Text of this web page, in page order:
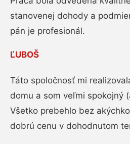
stanovenej dohody a
pán je profesionál.
ĽUBOŠ
Táto spoločnosť mi
domu a som veľmi spokojný
Všetko prebehlo bez
dobrú cenu v dohodnutom